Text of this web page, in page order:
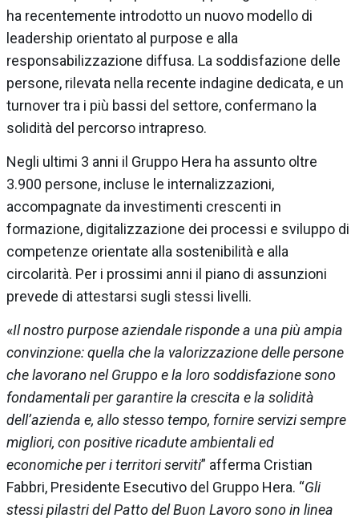
ha recentemente introdotto un nuovo modello di
leadership orientato al purpose e alla
responsabilizzazione diffusa. La soddisfazione delle
persone, rilevata nella recente indagine dedicata, e un
turnover tra i più bassi del settore, confermano la
solidità del percorso intrapreso.
Negli ultimi 3 anni il Gruppo Hera ha assunto oltre
3.900 persone, incluse le internalizzazioni,
accompagnate da investimenti crescenti in
formazione, digitalizzazione dei processi e sviluppo di
competenze orientate alla sostenibilità e alla
circolarità. Per i prossimi anni il piano di assunzioni
prevede di attestarsi sugli stessi livelli.
«Il nostro purpose aziendale risponde a una più ampia
convinzione: quella che la valorizzazione delle persone
che lavorano nel Gruppo e la loro soddisfazione sono
fondamentali per garantire la crescita e la solidità
dell’azienda e, allo stesso tempo, fornire servizi sempre
migliori, con positive ricadute ambientali ed
economiche per i territori serviti” afferma Cristian
Fabbri, Presidente Esecutivo del Gruppo Hera. “Gli
stessi pilastri del Patto del Buon Lavoro sono in linea